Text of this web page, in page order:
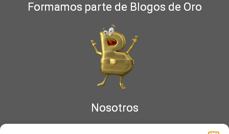
Formamos parte de Blogos de Oro
Nosotros